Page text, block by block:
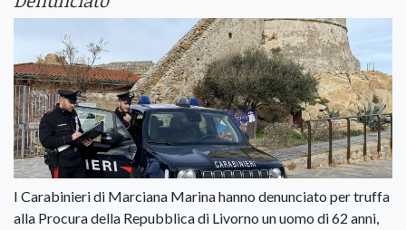
I Carabinieri di Marciana Marina hanno denunciato per truffa
alla Procura della Repubblica di Livorno un uomo di 62 anni,